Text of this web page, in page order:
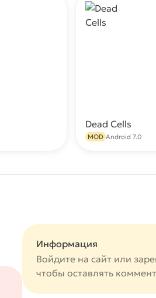
Dead Cells
MOD Android 7.0
Информация
Войдите на сайт или
чтобы оставлять